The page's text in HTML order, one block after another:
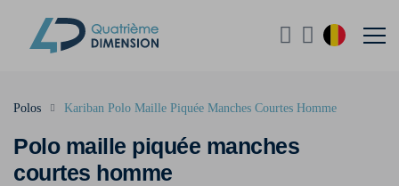
Polo maille piquée manches
courtes homme
Polos Kariban Polo Maille Piquée Manches Courtes Homme